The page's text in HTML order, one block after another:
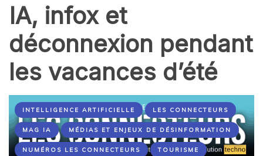
IA, infox et
déconnexion pendant
les vacances d’été
INTELLIGENCE ARTIFICIELLE LES CONNECTEURS
MAG IA MÉDIAS ET ENJEUX DE DÉSINFORMATION
NUMÉROS LES CONNECTEURS TOURISME